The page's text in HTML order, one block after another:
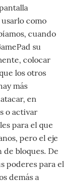
como
cuando
su
colocar
los otros
más
en
o activar
para el que
pero el eje
bloques. De
poderes para el
demás a